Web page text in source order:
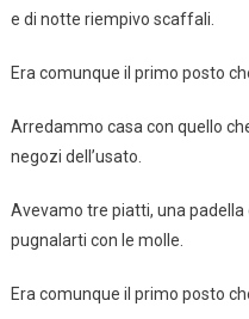
e di notte riempivo scaffali.
Era comunque il primo posto
Arredammo casa con quello
negozi dell’usato.
Avevamo tre piatti, una
pugnalarti con le molle.
Era comunque il primo posto